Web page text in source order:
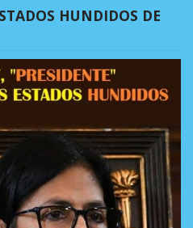
HUNDIDOS DE